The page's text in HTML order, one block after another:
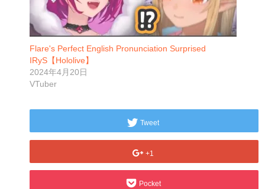
Flare's Perfect English Pronunciation Surprised
IRyS【Hololive】
2024年4月20日
VTuber
Tweet
+1
Pocket